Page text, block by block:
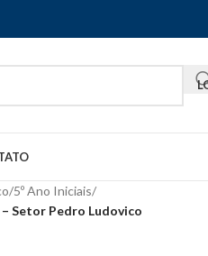
/5º Ano Iniciais/
– Setor Pedro Ludovico